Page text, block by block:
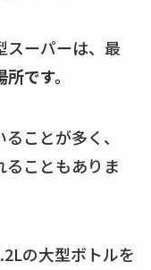
スーパーは、最
です。
ことが多く、
こともありま
の大型ボトルを